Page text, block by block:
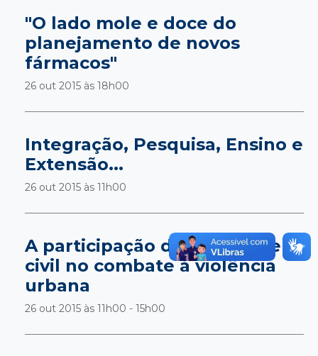
"O lado mole e doce do
planejamento de novos
fármacos"
26 out 2015 às 18h00
Integração, Pesquisa, Ensino e
Extensão...
26 out 2015 às 11h00
A participação da sociedade
civil no combate á violência
urbana
26 out 2015 às 11h00 - 15h00